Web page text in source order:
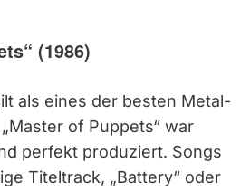
(1986)
als eines der besten Metal-
of Puppets“ war
perfekt produziert. Songs
Titeltrack, „Battery“ oder